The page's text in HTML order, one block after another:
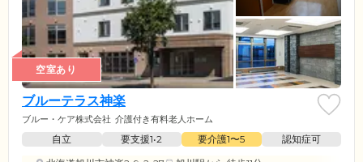
空室あり
ブルーテラス神楽
ブルー・ケア株式会社 介護付き有料老人ホーム
自立 要支援1•2 要介護1〜5
認知症可